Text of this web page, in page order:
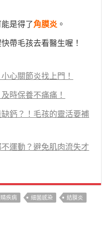
是得了角膜炎 。
帶毛孩去看醫生喔！
心關節炎找上門！
時保養不痛痛！
缺鈣？！毛孩的靈活要補
運動？避免肌肉流失才
疾病 細菌感染
結膜炎